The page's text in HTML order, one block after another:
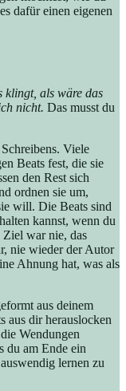
dafür einen eigenen
klingt, als wäre das
nicht. Das musst du
Viele
Beats fest, die sie
den Rest sich
ordnen sie um,
will. Die Beats sind
kannst, wenn du
war nie, das
nie wieder der Autor
Ahnung hat, was als
aus deinem
aus dir herauslocken
Wendungen
du am Ende ein
lernen zu